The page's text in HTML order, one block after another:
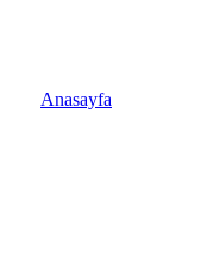
Anasayfa